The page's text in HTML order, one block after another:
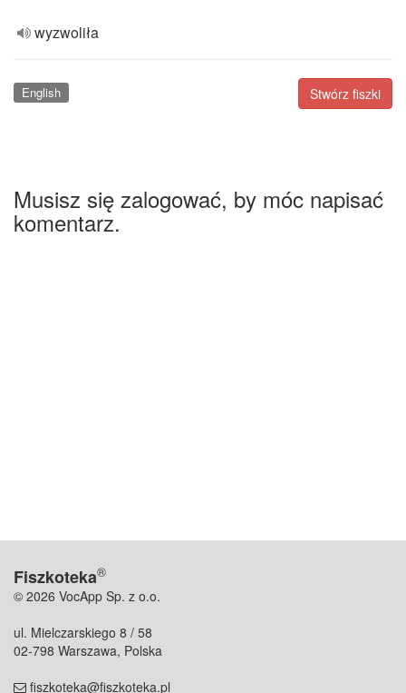
wyzwoliła
Stwórz fiszki
English
Musisz się zalogować, by móc napisać
komentarz.
Fiszkoteka®
© 2026 VocApp Sp. z o.o.
ul. Mielczarskiego 8 / 58
02-798 Warszawa, Polska
fiszkoteka@fiszkoteka.pl